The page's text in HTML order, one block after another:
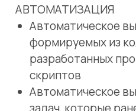
на различные типы
Управление
инцидентов
Ведение статистики,
аналитических панелей
формирование
направление